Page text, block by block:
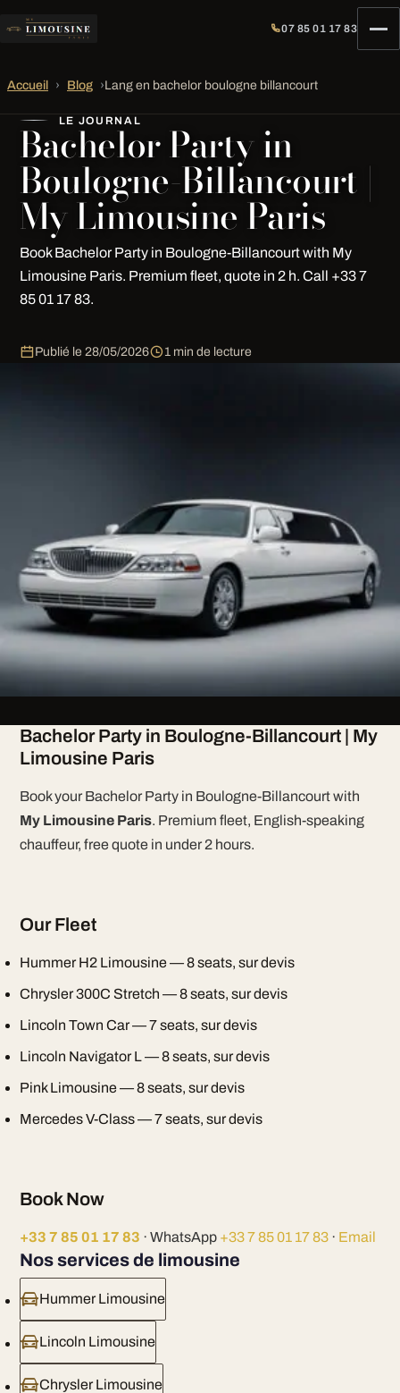
07 85 01 17 83
Accueil › Blog ›Lang en bachelor boulogne billancourt
LE JOURNAL
Bachelor Party in
Boulogne-Billancourt |
My Limousine Paris
Book Bachelor Party in Boulogne-Billancourt with My
Limousine Paris. Premium fleet, quote in 2 h. Call +33 7
85 01 17 83.
Publié le 28/05/2026 1 min de lecture
Bachelor Party in Boulogne-Billancourt | My
Limousine Paris
Book your Bachelor Party in Boulogne-Billancourt with
My Limousine Paris. Premium fleet, English-speaking
chauffeur, free quote in under 2 hours.
Our Fleet
Hummer H2 Limousine — 8 seats, sur devis
Chrysler 300C Stretch — 8 seats, sur devis
Lincoln Town Car — 7 seats, sur devis
Lincoln Navigator L — 8 seats, sur devis
Pink Limousine — 8 seats, sur devis
Mercedes V-Class — 7 seats, sur devis
Book Now
+33 7 85 01 17 83 · WhatsApp +33 7 85 01 17 83· Email
Nos services de limousine
Hummer Limousine
Lincoln Limousine
Chrysler Limousine